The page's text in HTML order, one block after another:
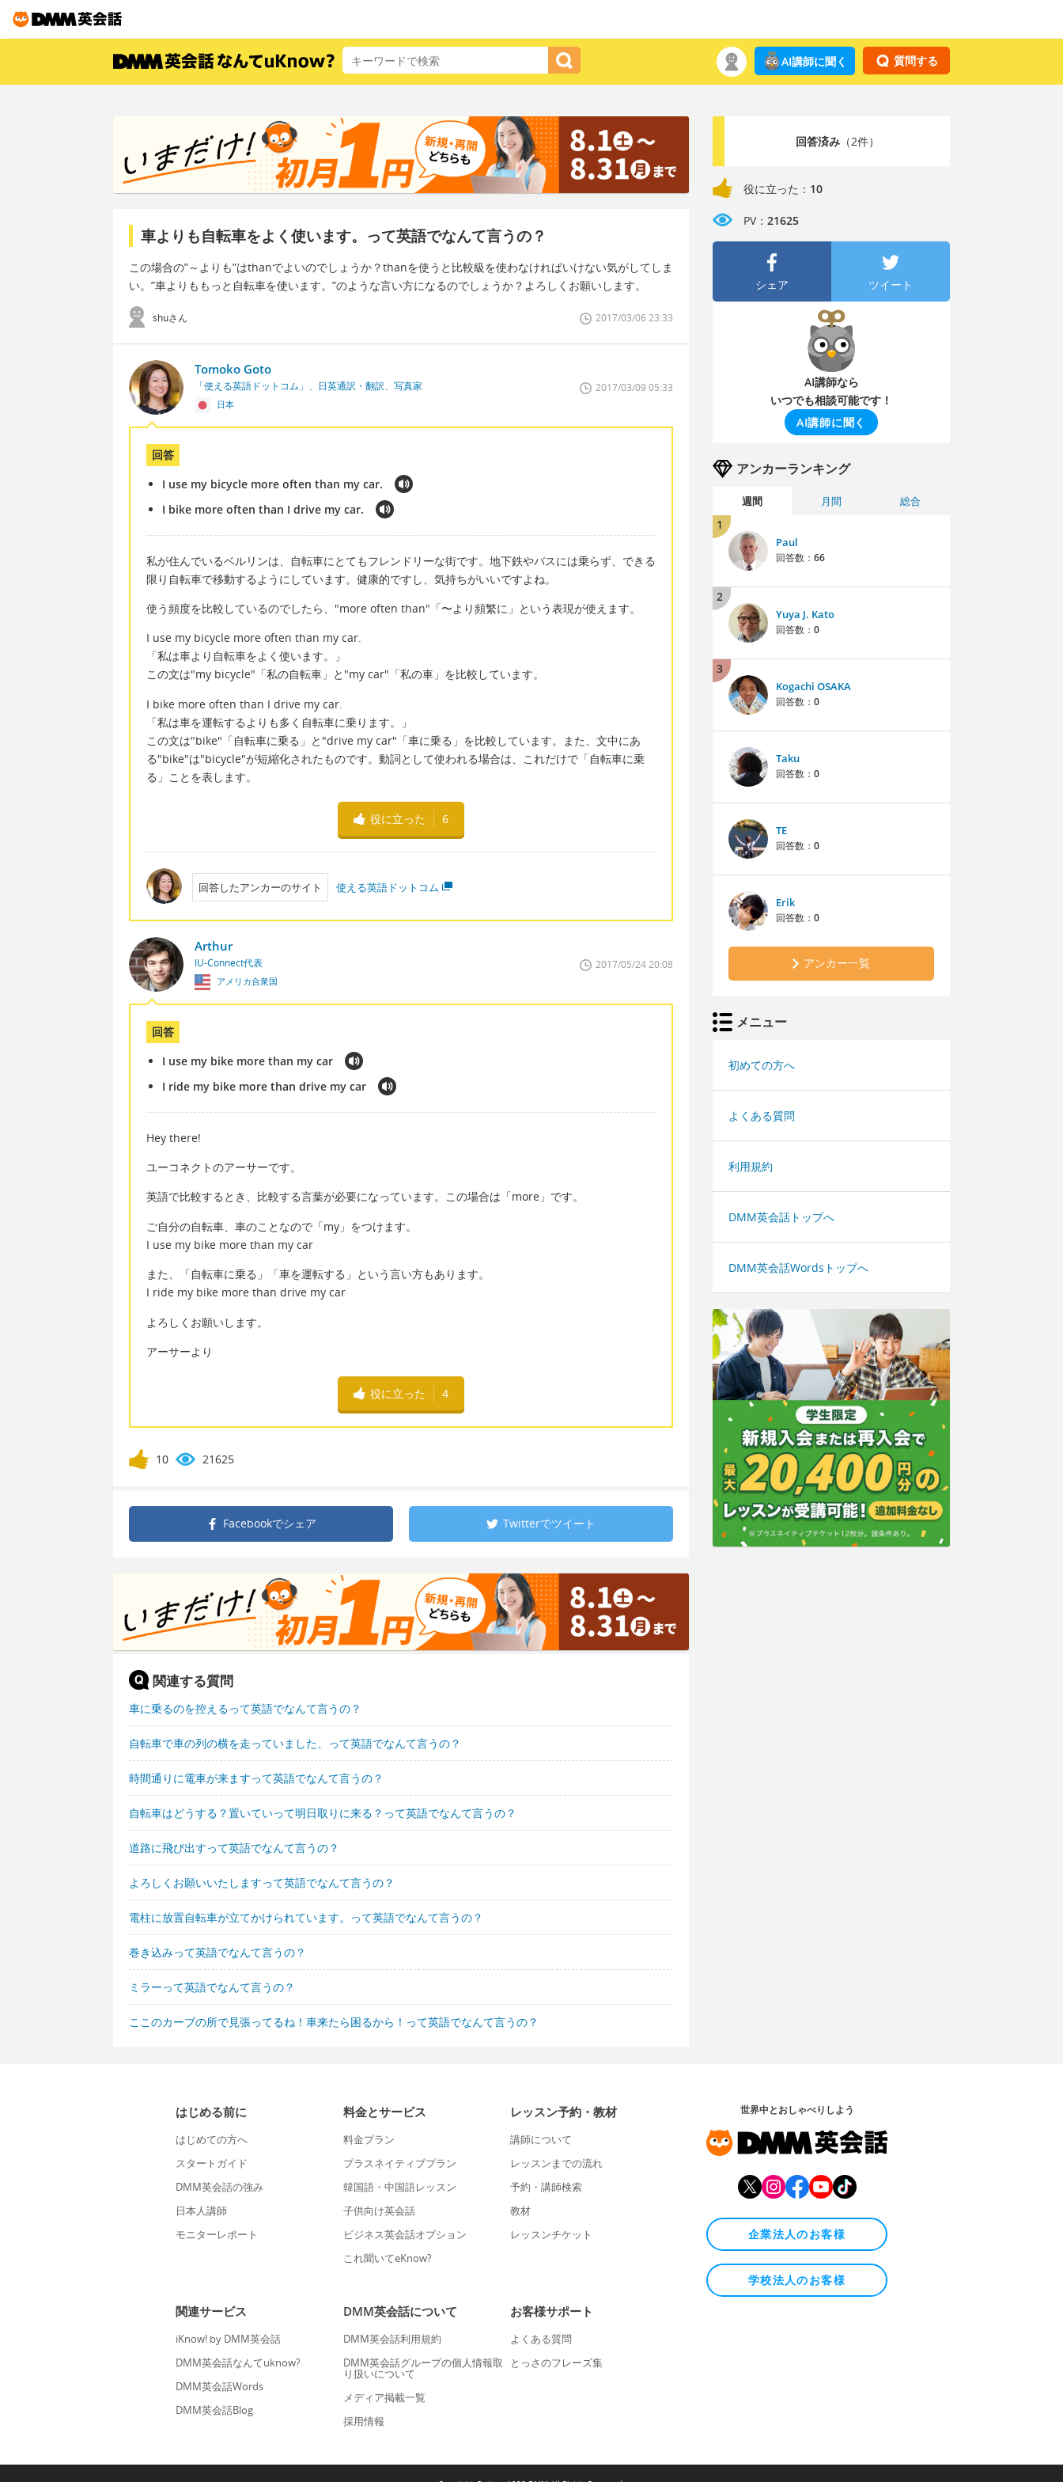
質問する
AI講師に聞く
車よりも自転車をよく使います。って英語でなんて言うの？
この場合の”～よりも”はthanでよいのでしょうか？thanを使うと比較級を使わなければいけない気がしてしま
い。”車よりももっと自転車を使います。”のような言い方になるのでしょうか？よろしくお願いします。
shuさん 2017/03/06 23:33
Tomoko Goto
「使える英語ドットコム」、日英通訳・翻訳、写真家
日本
2017/03/09 05:33
回答
I use my bicycle more often than my car.
I bike more often than I drive my car.
私が住んでいるベルリンは、自転車にとてもフレンドリーな街です。地下鉄やバスには乗らず、できる
限り自転車で移動するようにしています。健康的ですし、気持ちがいいですよね。
使う頻度を比較しているのでしたら、"more often than"「〜より頻繁に」という表現が使えます。
I use my bicycle more often than my car.
「私は車より自転車をよく使います。」
この文は"my bicycle"「私の自転車」と"my car"「私の車」を比較しています。
I bike more often than I drive my car.
「私は車を運転するよりも多く自転車に乗ります。」
この文は"bike"「自転車に乗る」と"drive my car"「車に乗る」を比較しています。また、文中にあ
る"bike"は"bicycle"が短縮化されたものです。動詞として使われる場合は、これだけで「自転車に乗
る」ことを表します。
役に立った 6
回答したアンカーのサイト 使える英語ドットコム
Arthur
IU-Connect代表
アメリカ合衆国
2017/05/24 20:08
回答
I use my bike more than my car
I ride my bike more than drive my car
Hey there!
ユーコネクトのアーサーです。
英語で比較するとき、比較する言葉が必要になっています。この場合は「more」です。
ご自分の自転車、車のことなので「my」をつけます。
I use my bike more than my car
また、「自転車に乗る」「車を運転する」という言い方もあります。
I ride my bike more than drive my car
よろしくお願いします。
アーサーより
役に立った 4
10 21625
Facebookでシェア Twitterでツイート
関連する質問
車に乗るのを控えるって英語でなんて言うの？
自転車で車の列の横を走っていました、って英語でなんて言うの？
時間通りに電車が来ますって英語でなんて言うの？
自転車はどうする？置いていって明日取りに来る？って英語でなんて言うの？
道路に飛び出すって英語でなんて言うの？
よろしくお願いいたしますって英語でなんて言うの？
電柱に放置自転車が立てかけられています。って英語でなんて言うの？
巻き込みって英語でなんて言うの？
ミラーって英語でなんて言うの？
ここのカーブの所で見張ってるね！車来たら困るから！って英語でなんて言うの？
回答済み（2件）
役に立った： 10
PV： 21625
シェア ツイート
AI講師なら
いつでも相談可能です！
AI講師に聞く
アンカーランキング
週間 月間 総合
1
Paul
回答数： 66
2
Yuya J. Kato
回答数： 0
3
Kogachi OSAKA
回答数： 0
Taku
回答数： 0
TE
回答数： 0
Erik
回答数： 0
アンカー一覧
メニュー
初めての方へ
よくある質問
利用規約
DMM英会話トップへ
DMM英会話Wordsトップへ
はじめる前に
はじめての方へ
スタートガイド
DMM英会話の強み
日本人講師
モニターレポート
料金とサービス
料金プラン
プラスネイティブプラン
韓国語・中国語レッスン
子供向け英会話
ビジネス英会話オプション
これ聞いてeKnow?
レッスン予約・教材
講師について
レッスンまでの流れ
予約・講師検索
教材
レッスンチケット
関連サービス
iKnow! by DMM英会話
DMM英会話なんてuknow?
DMM英会話Words
DMM英会話Blog
DMM英会話について
DMM英会話利用規約
DMM英会話グループの個人情報取
り扱いについて
メディア掲載一覧
採用情報
お客様サポート
よくある質問
とっさのフレーズ集
世界中とおしゃべりしよう
企業法人のお客様
学校法人のお客様